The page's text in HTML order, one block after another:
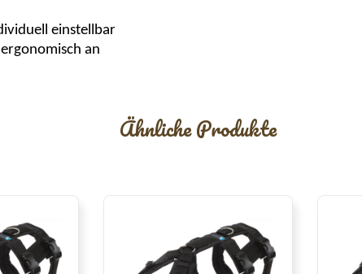
einstellbar
an
Ähnliche Produkte